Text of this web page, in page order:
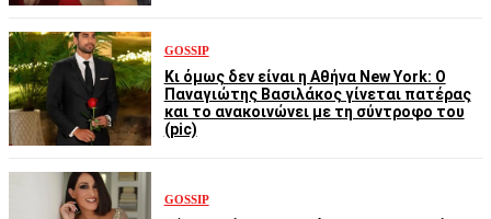
GOSSIP
Κι όμως δεν είναι η Αθήνα New York: Ο
Παναγιώτης Βασιλάκος γίνεται πατέρας
και το ανακοινώνει με τη σύντροφο του
(pic)
GOSSIP